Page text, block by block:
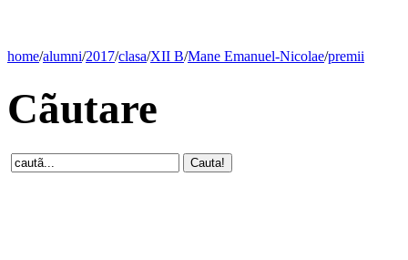
home/alumni/2017/clasa/XII B/Mane Emanuel-Nicolae/premii
Cãutare